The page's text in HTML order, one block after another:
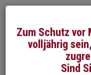
Zum Schutz vor
volljährig
Sind